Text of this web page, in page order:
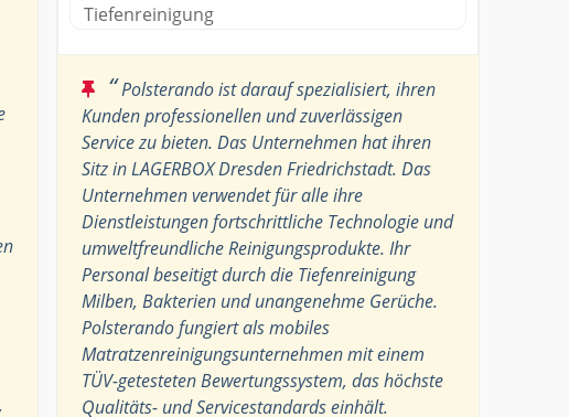
Tiefenreinigung
“Polsterando ist darauf spezialisiert, ihren
Kunden professionellen und zuverlässigen
Service zu bieten. Das Unternehmen hat ihren
Sitz in LAGERBOX Dresden Friedrichstadt. Das
Unternehmen verwendet für alle ihre
Dienstleistungen fortschrittliche Technologie und
umweltfreundliche Reinigungsprodukte. Ihr
Personal beseitigt durch die Tiefenreinigung
Milben, Bakterien und unangenehme Gerüche.
Polsterando fungiert als mobiles
Matratzenreinigungsunternehmen mit einem
TÜV-getesteten Bewertungssystem, das höchste
Qualitäts- und Servicestandards einhält.